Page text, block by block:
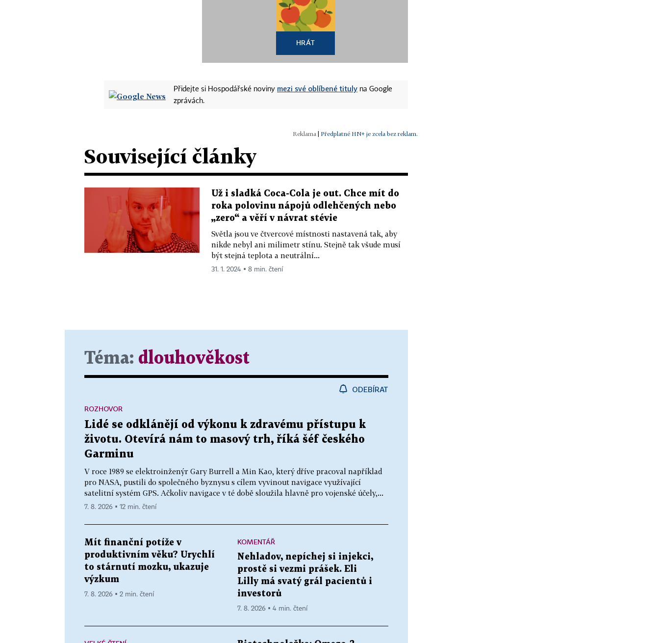
HRÁT
Přidejte si Hospodářské noviny mezi své oblíbené tituly na Google
zprávách.
Předplatné HN+ je zcela bez reklam.
Související články
Už i sladká Coca-Cola je out. Chce mít do
roka polovinu nápojů odlehčených nebo
„zero“ a věří v návrat stévie
Světla jsou ve čtvercové místnosti nastavená tak, aby
nikde nebyl ani milimetr stínu. Stejně tak všude musí
být stejná teplota a neutrální...
31. 1. 2024 ▪ 8 min. čtení
Téma: dlouhověkost
ODEBÍRAT
Lidé se odklánějí od výkonu k zdravému přístupu k
životu. Otevírá nám to masový trh, říká šéf českého
Garminu
V roce 1989 se elektroinženýr Gary Burrell a Min Kao, který dříve pracoval například
pro NASA, pustili do společného byznysu s cílem vyvinout navigace využívající
satelitní systém GPS. Ačkoliv navigace v té době sloužila hlavně pro vojenské účely,...
ROZHOVOR
7. 8. 2026 ▪ 12 min. čtení
Mít finanční potíže v
produktivním věku? Urychlí
to stárnutí mozku, ukazuje
výzkum
7. 8. 2026 ▪ 2 min. čtení
KOMENTÁŘ
Nehladov, nepíchej si injekci,
prostě si vezmi prášek. Eli
Lilly má svatý grál pacientů i
investorů
7. 8. 2026 ▪ 4 min. čtení